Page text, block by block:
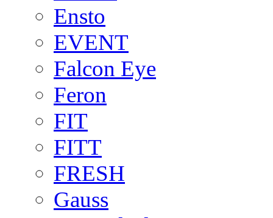
Ensto
EVENT
Falcon Eye
Feron
FIT
FITT
FRESH
Gauss